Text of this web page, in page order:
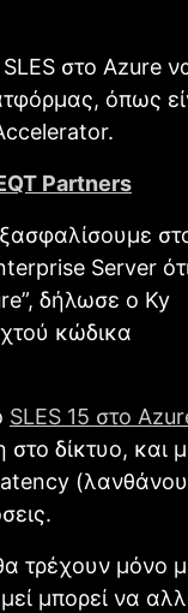
στο Azure
όπως
Partners
Server
δήλωσε ο Ky
κώδικα
SLES 15 στο
δίκτυο, και
τρέχουν μόνο
μπορεί να